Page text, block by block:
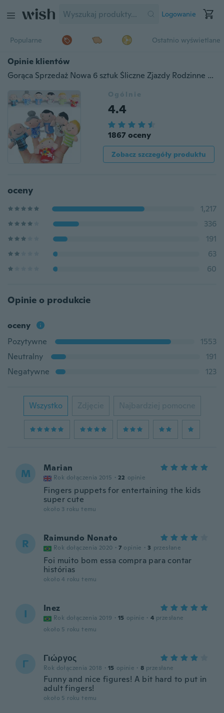
Logowanie
Popularne Ostatnio wyświetlane
Opinie klientów
Gorąca Sprzedaż Nowa 6 sztuk Śliczne Zjazdy Rodzinne Harmonia Tkaniny Palca Lalki Pluszowe Lalki Dla Dzieci Zabawki Edukacyjne Ręcznie Prezent
Ogólnie
4.4
1867 oceny
Zobacz szczegóły produktu
oceny
1,217
336
191
63
60
Opinie o produkcie
oceny
Pozytywne
1553
Neutralny
191
Negatywne
123
Wszystko Zdjęcie Najbardziej pomocne
M Marian
Rok dołączenia 2015 · 22 opinie
Fingers puppets for entertaining the kids
super cute
około 3 roku temu
R Raimundo Nonato
Rok dołączenia 2020 · 7 opinie · 3 przesłane
Foi muito bom essa compra para contar
histórias
około 4 roku temu
I Inez
Rok dołączenia 2019 · 15 opinie · 4 przesłane
około 5 roku temu
Γ Γιώργος
Rok dołączenia 2018 · 15 opinie · 8 przesłane
Funny and nice figures! A bit hard to put in
adult fingers!
około 5 roku temu